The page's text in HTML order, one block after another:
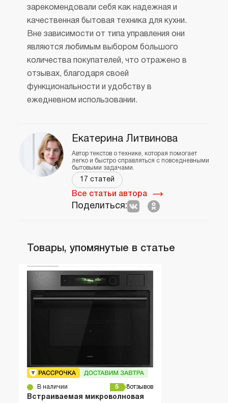
зарекомендовали себя как надежная и
качественная бытовая техника для кухни.
Вне зависимости от типа управления они
являются любимым выбором большого
количества покупателей, что отражено в
отзывах, благодаря своей
функциональности и удобству в
ежедневном использовании.
Екатерина Литвинова
Автор текстов о технике, которая помогает
легко и быстро справляться с повседневными
бытовыми задачами.
17 статей
Все статьи автора
Поделиться:
Товары, упомянутые в статье
В наличии 5 8отзывов
Встраиваемая микроволновая